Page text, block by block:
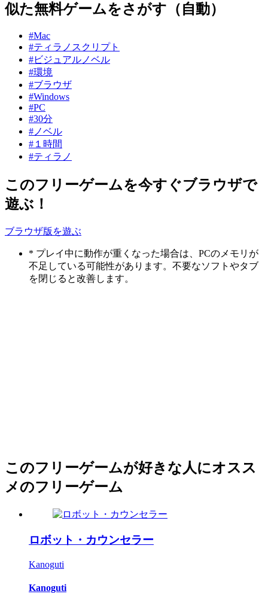
似た無料ゲームをさがす（自動）
#Mac
#ティラノスクリプト
#ビジュアルノベル
#環境
#ブラウザ
#Windows
#PC
#30分
#ノベル
#１時間
#ティラノ
このフリーゲームを今すぐブラウザで
遊ぶ！
ブラウザ版を遊ぶ
* プレイ中に動作が重くなった場合は、PCのメモリが
不足している可能性があります。不要なソフトやタブ
を閉じると改善します。
このフリーゲームが好きな人にオスス
メのフリーゲーム
ロボット・カウンセラー
Kanoguti
Kanoguti